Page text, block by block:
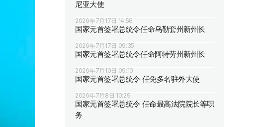
尼亚大使
2026年7月17日 14:56
国家元首签署总统令任命乌勒套州新州长
2026年7月17日 09:35
国家元首签署总统令任命阿特劳州新州长
2026年7月10日 09:10
国家元首签署总统令 任免多名驻外大使
2026年7月8日 10:29
国家元首签署总统令 任命最高法院院长等职
务